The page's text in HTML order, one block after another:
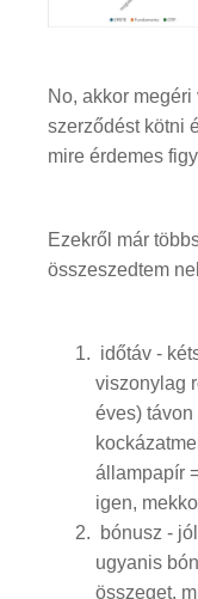
No, akkor
szerződést kötni
mire érdemes
Ezekről már
összeszedtem
időtáv -
viszonylag
éves)
állampapír
igen,
bónusz -
ugyanis
összeget,